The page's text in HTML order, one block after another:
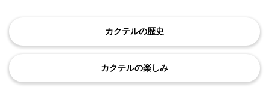
カクテルの歴史
カクテルの楽しみ